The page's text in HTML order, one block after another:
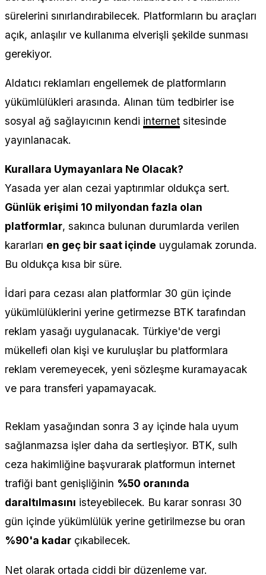
sürelerini sınırlandırabilecek. Platformların bu araçları
açık, anlaşılır ve kullanıma elverişli şekilde sunması
gerekiyor.
Aldatıcı reklamları engellemek de platformların
yükümlülükleri arasında. Alınan tüm tedbirler ise
sosyal ağ sağlayıcının kendi internet sitesinde
yayınlanacak.
Kurallara Uymayanlara Ne Olacak?
Yasada yer alan cezai yaptırımlar oldukça sert.
Günlük erişimi 10 milyondan fazla olan
platformlar, sakınca bulunan durumlarda verilen
kararları en geç bir saat içinde uygulamak zorunda.
Bu oldukça kısa bir süre.
İdari para cezası alan platformlar 30 gün içinde
yükümlülüklerini yerine getirmezse BTK tarafından
reklam yasağı uygulanacak. Türkiye'de vergi
mükellefi olan kişi ve kuruluşlar bu platformlara
reklam veremeyecek, yeni sözleşme kuramayacak
ve para transferi yapamayacak.
Reklam yasağından sonra 3 ay içinde hala uyum
sağlanmazsa işler daha da sertleşiyor. BTK, sulh
ceza hakimliğine başvurarak platformun internet
trafiği bant genişliğinin %50 oranında
daraltılmasını isteyebilecek. Bu karar sonrası 30
gün içinde yükümlülük yerine getirilmezse bu oran
%90'a kadar çıkabilecek.
Net olarak ortada ciddi bir düzenleme var.